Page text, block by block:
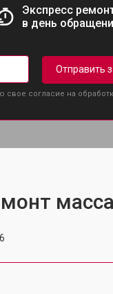
Экспресс
в день
Отправить
свое согласие на